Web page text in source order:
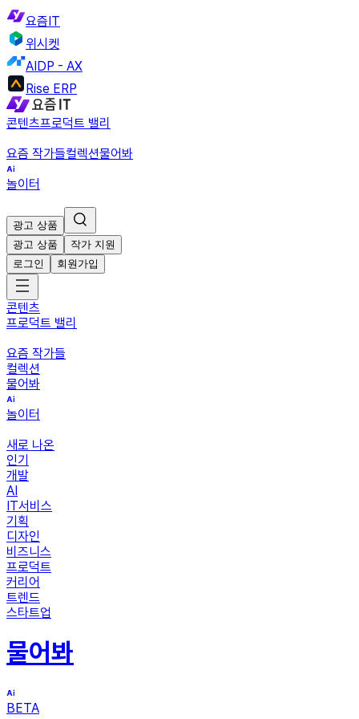
요즘IT
위시켓
AIDP - AX
Rise ERP
콘텐츠프로덕트 밸리
요즘 작가들컬렉션물어봐
놀이터
광고 상품
광고 상품
작가 지원
로그인
회원가입
콘텐츠
프로덕트 밸리
요즘 작가들
컬렉션
물어봐
놀이터
새로 나온
인기
개발
AI
IT서비스
기획
디자인
비즈니스
프로덕트
커리어
트렌드
스타트업
물어봐
BETA